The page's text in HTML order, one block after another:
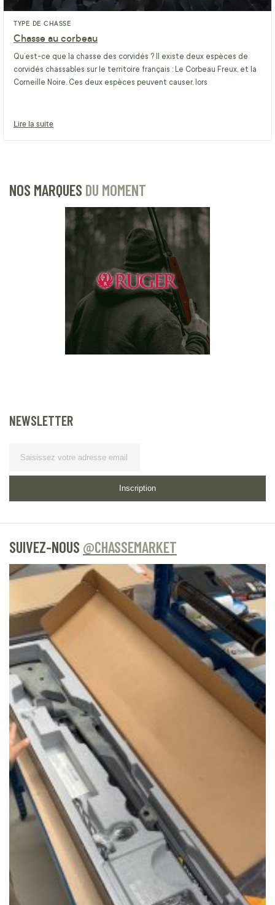
TYPE DE CHASSE
Chasse au corbeau
Qu’est-ce que la chasse des corvidés ? Il existe deux espèces de
corvidés chassables sur le territoire français : Le Corbeau Freux, et la
Corneille Noire. Ces deux espèces peuvent causer, lors
Lire la suite
NOS MARQUES DU MOMENT
NEWSLETTER
Inscription
SUIVEZ-NOUS @CHASSEMARKET